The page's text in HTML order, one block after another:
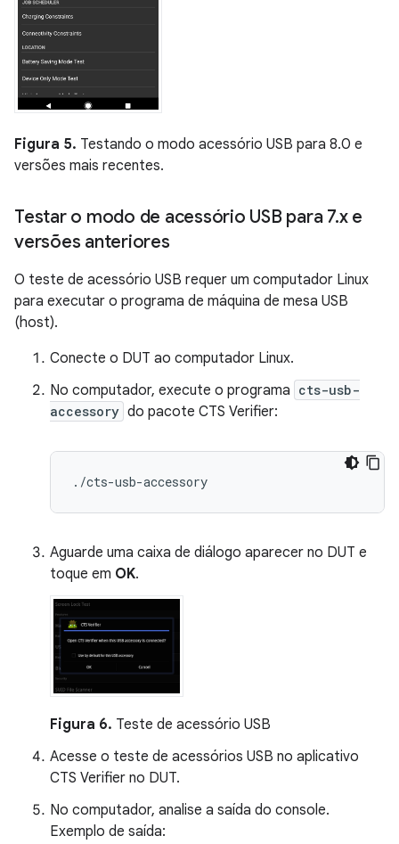
Figura 5. Testando o modo acessório USB para 8.0 e
versões mais recentes.
Testar o modo de acessório USB para 7.x e
versões anteriores
O teste de acessório USB requer um computador Linux
para executar o programa de máquina de mesa USB
(host).
Conecte o DUT ao computador Linux.
No computador, execute o programa cts-usb-
accessory do pacote CTS Verifier:
Aguarde uma caixa de diálogo aparecer no DUT e
toque em OK.
Figura 6. Teste de acessório USB
Acesse o teste de acessórios USB no aplicativo
CTS Verifier no DUT.
No computador, analise a saída do console.
Exemplo de saída: